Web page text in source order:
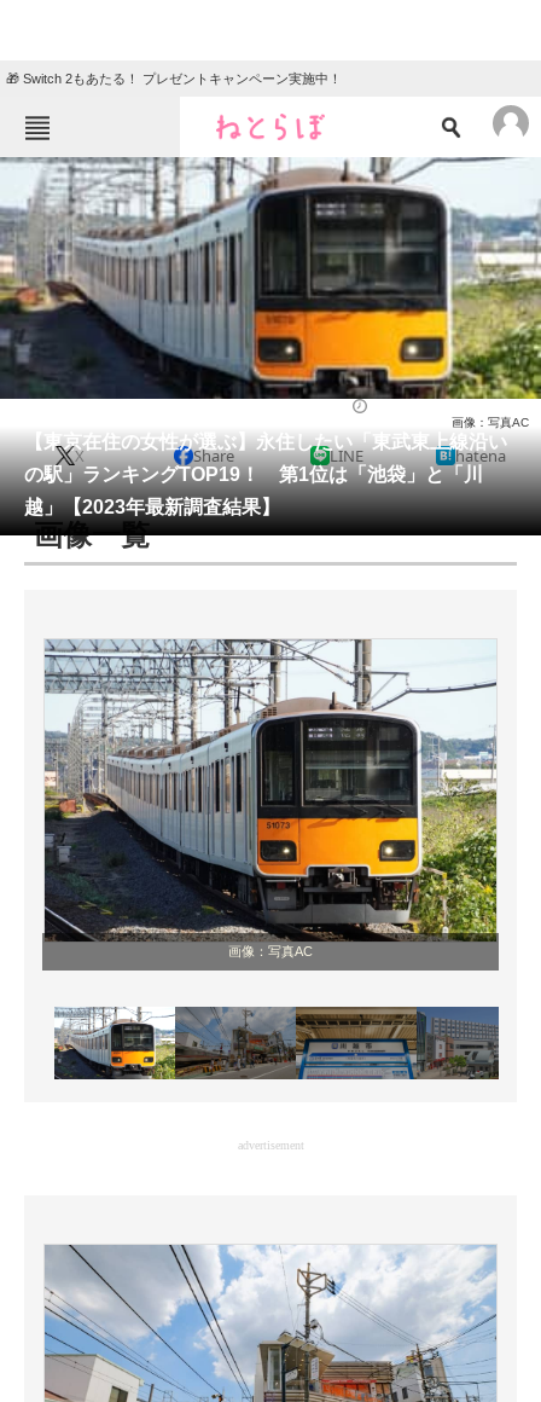
🎁 Switch 2もあたる！ プレゼントキャンペーン実施中！
ねとらぼメニュー
TOP ニュース
エンタメ クイズ
グルメ 地域
住まい 教育・育児
リサーチ
会員記事
メディア
注目記事を集めた総合ページ
スマホと通信の最新トレンド
進化するPCとデバイスの未来
好きが集まる 比べて選べる
ビジネスと働き方のヒント
AI活用のいまが分かる
企業ITのトレンドを詳説
経営リーダーのコミュニティ
マーケ×ITの今がよく分かる
ITエンジニア向け専門サイト
モノづくり技術者専門サイト
エレクトロニクス専門サイト
電子設計の基本と応用
【東京在住の女性が選ぶ】永住したい「東武東上線沿い
の駅」ランキングTOP19！ 第1位は「池袋」と「川
越」【2023年最新調査結果】
画像：写真AC
X Share LINE hatena
画像一覧
画像：写真AC
advertisement